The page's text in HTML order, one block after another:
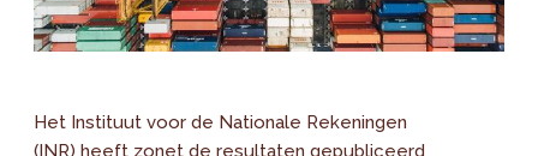
Het Instituut voor de Nationale Rekeningen
(INR) heeft zonet de resultaten gepubliceerd